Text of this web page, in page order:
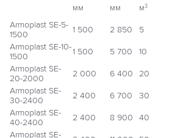
мм мм м3
Armoplast SE-5-
1500
1 500 2 850 5
Armoplast SE-10-
1500
1 500 5 700 10
Armoplast SE-
20-2000
2 000 6 400 20
Armoplast SE-
30-2400
2 400 6 700 30
Armoplast SE-
40-2400
2 400 8 900 40
Armoplast SE-